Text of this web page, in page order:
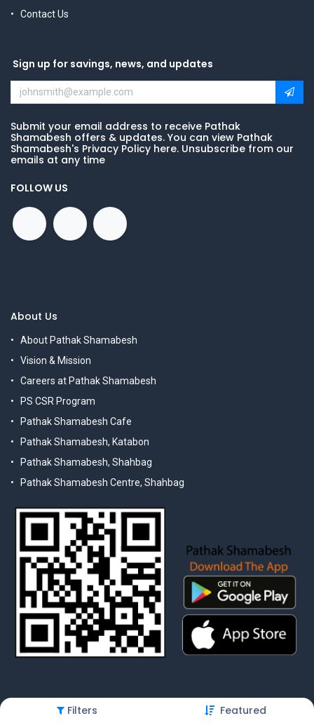
Filters Featured
Contact Us
Sign up for savings, news, and updates
Submit your email address to receive Pathak
Shamabesh offers & updates. You can view Pathak
Shamabesh's Privacy Policy here. Unsubscribe from our
emails at any time
FOLLOW US
About Us
About Pathak Shamabesh
Vision & Mission
Careers at Pathak Shamabesh
PS CSR Program
Pathak Shamabesh Cafe
Pathak Shamabesh, Katabon
Pathak Shamabesh, Shahbag
Pathak Shamabesh Centre, Shahbag
© 2025 Pathak Shamabesh. Developed by Metamorphosis Ltd. |